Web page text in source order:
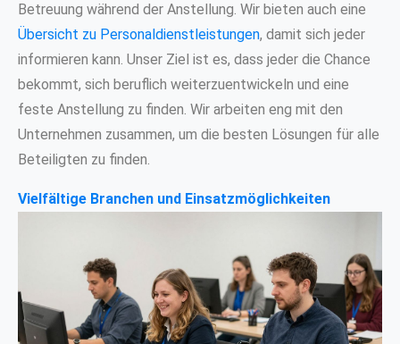
Betreuung während der Anstellung. Wir bieten auch eine
Übersicht zu Personaldienstleistungen, damit sich jeder
informieren kann. Unser Ziel ist es, dass jeder die Chance
bekommt, sich beruflich weiterzuentwickeln und eine
feste Anstellung zu finden. Wir arbeiten eng mit den
Unternehmen zusammen, um die besten Lösungen für alle
Beteiligten zu finden.
Vielfältige Branchen und Einsatzmöglichkeiten